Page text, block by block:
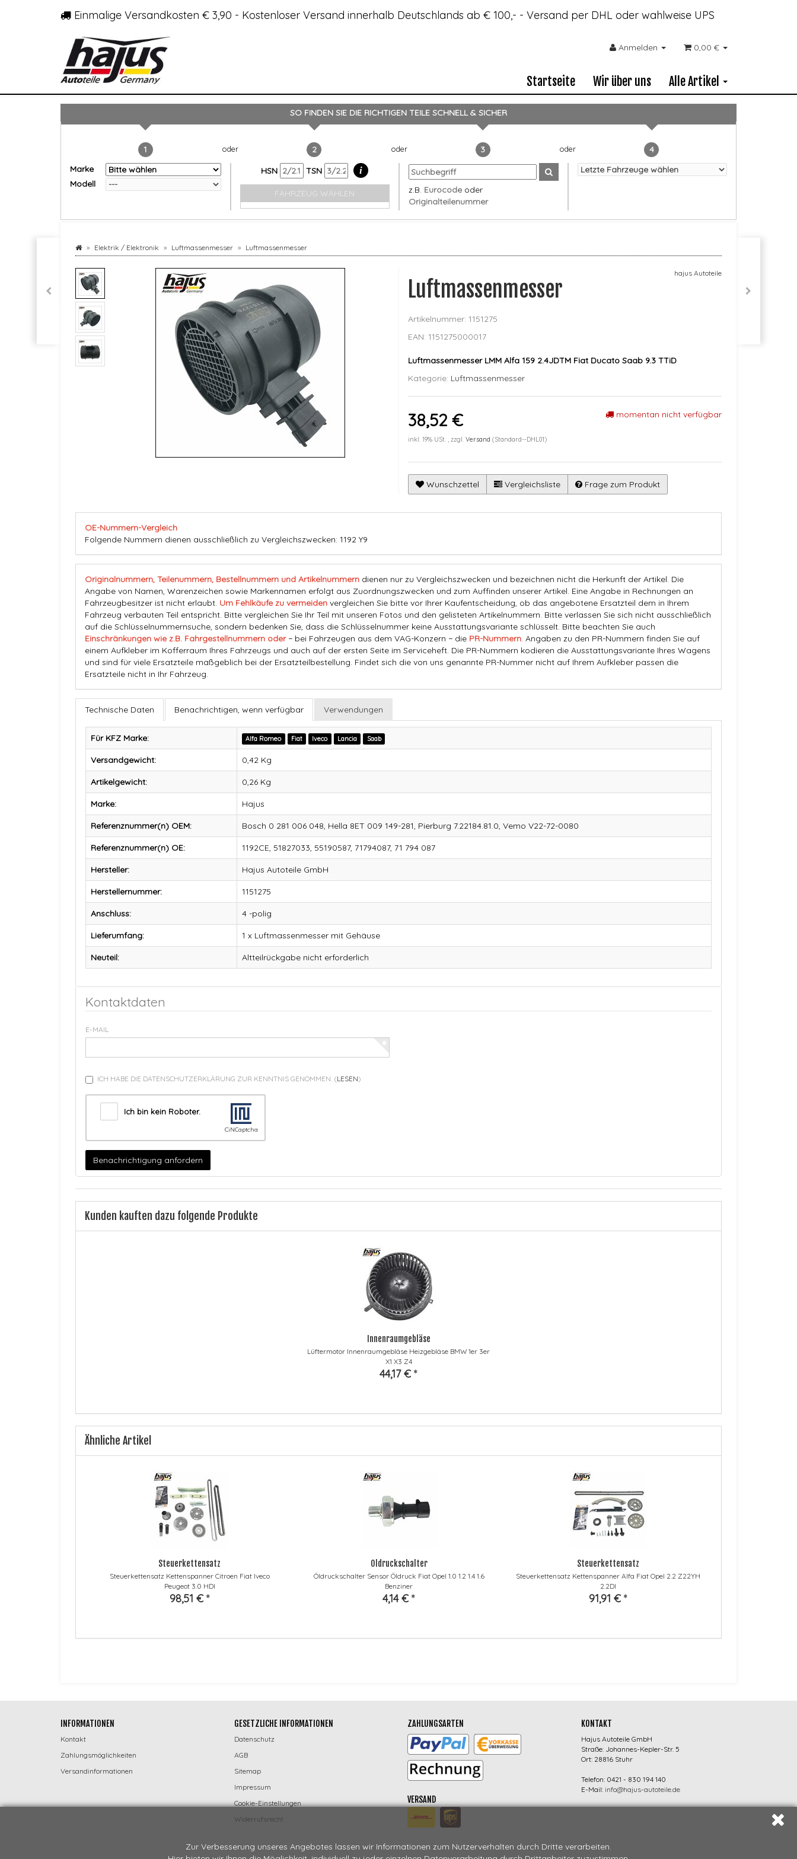
Einmalige Versandkosten € 3,90 - Kostenloser Versand innerhalb Deutschlands ab € 100,- - Versand per DHL oder wahlweise UPS
Anmelden 0,00 €
Startseite Wir über uns Alle Artikel
SO FINDEN SIE DIE RICHTIGEN TEILE SCHNELL & SICHER
1
Marke
Modell
2
HSN
TSN i
FAHRZEUG WÄHLEN
3
z.B. Eurocode oder
Originalteilenummer
4
Zur Verbesserung unseres Angebotes lassen wir Informationen zum Nutzerverhalten durch Dritte verarbeiten.
Elektrik / Elektronik Luftmassenmesser Luftmassenmesser
hajus Autoteile
Luftmassenmesser
Artikelnummer: 1151275
EAN: 1151275000017
Luftmassenmesser LMM Alfa 159 2.4JDTM Fiat Ducato Saab 9.3 TTiD
Kategorie: Luftmassenmesser
38,52 €
inkl. 19% USt. , zzgl. Versand (Standard--DHL01)
momentan nicht verfügbar
Wunschzettel Vergleichsliste Frage zum Produkt
OE-Nummern-Vergleich
Folgende Nummern dienen ausschließlich zu Vergleichszwecken: 1192 Y9
Originalnummern, Teilenummern, Bestellnummern und Artikelnummern dienen nur zu Vergleichszwecken und bezeichnen nicht die Herkunft der Artikel. Die
Angabe von Namen, Warenzeichen sowie Markennamen erfolgt aus Zuordnungszwecken und zum Auffinden unserer Artikel. Eine Angabe in Rechnungen an
Fahrzeugbesitzer ist nicht erlaubt. Um Fehlkäufe zu vermeiden vergleichen Sie bitte vor Ihrer Kaufentscheidung, ob das angebotene Ersatzteil dem in Ihrem
Fahrzeug verbauten Teil entspricht. Bitte vergleichen Sie Ihr Teil mit unseren Fotos und den gelisteten Artikelnummern. Bitte verlassen Sie sich nicht ausschließlich
auf die Schlüsselnummernsuche, sondern bedenken Sie, dass die Schlüsselnummer keine Ausstattungsvariante schlüsselt. Bitte beachten Sie auch
Einschränkungen wie z.B. Fahrgestellnummern oder− bei Fahrzeugen aus dem VAG-Konzern − die PR-Nummern. Angaben zu den PR-Nummern finden Sie auf
einem Aufkleber im Kofferraum Ihres Fahrzeugs und auch auf der ersten Seite im Serviceheft. Die PR-Nummern kodieren die Ausstattungsvariante Ihres Wagens
und sind für viele Ersatzteile maßgeblich bei der Ersatzteilbestellung. Findet sich die von uns genannte PR-Nummer nicht auf Ihrem Aufkleber passen die
Ersatzteile nicht in Ihr Fahrzeug.
Technische Daten Benachrichtigen, wenn verfügbar Verwendungen
Für KFZ Marke: Alfa Romeo Fiat Iveco Lancia Saab
Versandgewicht: 0,42 Kg
Artikelgewicht: 0,26 Kg
Marke: Hajus
Referenznummer(n) OEM: Bosch 0 281 006 048, Hella 8ET 009 149-281, Pierburg 7.22184.81.0, Vemo V22-72-0080
Referenznummer(n) OE: 1192CE, 51827033, 55190587, 71794087, 71 794 087
Hersteller: Hajus Autoteile GmbH
Herstellernummer: 1151275
Anschluss: 4 -polig
Lieferumfang: 1 x Luftmassenmesser mit Gehäuse
Neuteil: Altteilrückgabe nicht erforderlich
Kontaktdaten
E-MAIL
ICH HABE DIE DATENSCHUTZERKLÄRUNG ZUR KENNTNIS GENOMMEN. (LESEN)
Ich bin kein Roboter.
CiNCaptcha
Benachrichtigung anfordern
Kunden kauften dazu folgende Produkte
Innenraumgebläse
Lüftermotor Innenraumgebläse Heizgebläse BMW 1er 3er
X1 X3 Z4
44,17 € *
Ähnliche Artikel
Steuerkettensatz
Steuerkettensatz Kettenspanner Citroen Fiat Iveco
Peugeot 3.0 HDI
98,51 € *
Öldruckschalter
Öldruckschalter Sensor Öldruck Fiat Opel 1.0 1.2 1.4 1.6
Benziner
4,14 € *
Steuerkettensatz
Steuerkettensatz Kettenspanner Alfa Fiat Opel 2.2 Z22YH
2.2DI
91,91 € *
INFORMATIONEN
Kontakt
Zahlungsmöglichkeiten
Versandinformationen
GESETZLICHE INFORMATIONEN
Datenschutz
AGB
Sitemap
Impressum
Cookie-Einstellungen
Widerrufsrecht
ZAHLUNGSARTEN
VERSAND
KONTAKT
Hajus Autoteile GmbH
Straße: Johannes-Kepler-Str. 5
Ort: 28816 Stuhr
Telefon: 0421 - 830 194 140
E-Mail: info@hajus-autoteile.de